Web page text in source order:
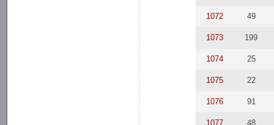
1072 49
1073 199
1074 25
1075 22
1076 91
1077 48